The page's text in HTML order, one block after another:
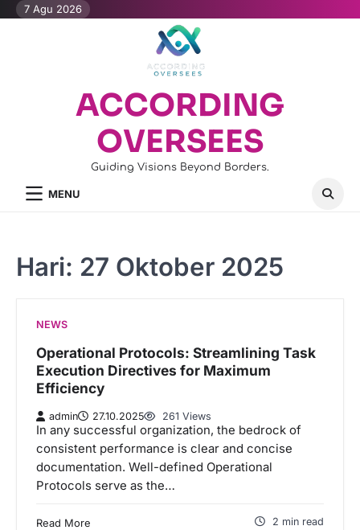
Skip7 Agu 2026
ACCORDING
OVERSEES
Guiding Visions Beyond Borders.
MENU
Hari: 27 Oktober 2025
NEWS
Operational Protocols: Streamlining Task
Execution Directives for Maximum
Efficiency
admin 27.10.2025 261 Views
In any successful organization, the bedrock of
consistent performance is clear and concise
documentation. Well-defined Operational
Protocols serve as the…
Read More 2 min read